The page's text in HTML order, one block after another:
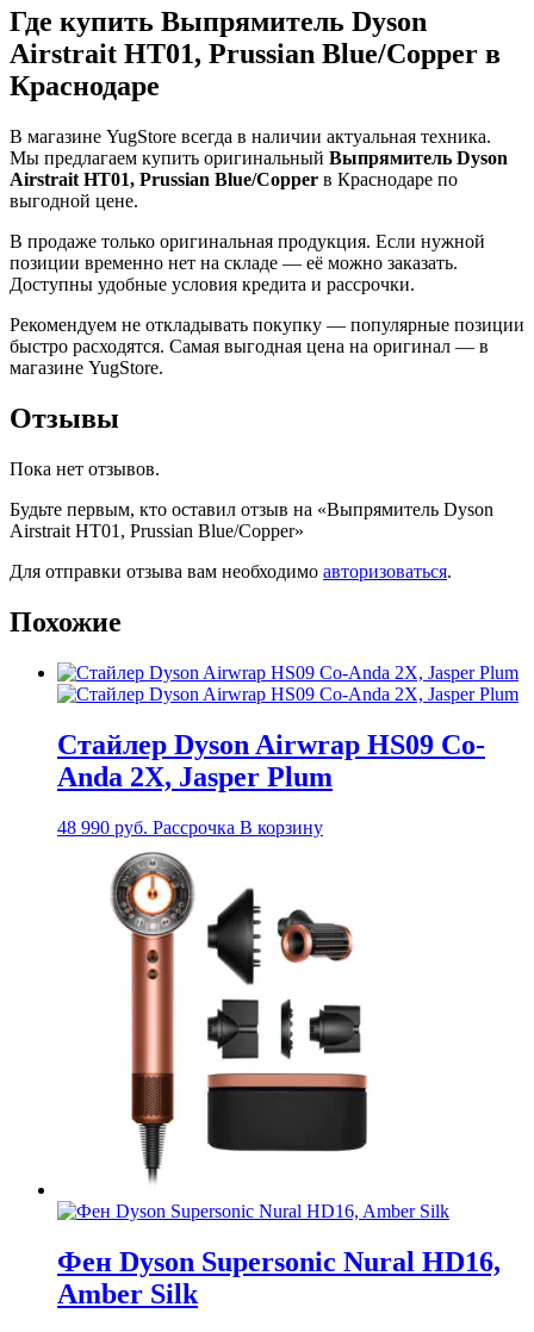
Где купить Выпрямитель Dyson
Airstrait HT01, Prussian Blue/Copper в
Краснодаре
В магазине YugStore всегда в наличии актуальная техника.
Мы предлагаем купить оригинальный Выпрямитель Dyson
Airstrait HT01, Prussian Blue/Copper в Краснодаре по
выгодной цене.
В продаже только оригинальная продукция. Если нужной
позиции временно нет на складе — её можно заказать.
Доступны удобные условия кредита и рассрочки.
Рекомендуем не откладывать покупку — популярные позиции
быстро расходятся. Самая выгодная цена на оригинал — в
магазине YugStore.
Отзывы
Пока нет отзывов.
Будьте первым, кто оставил отзыв на «Выпрямитель Dyson
Airstrait HT01, Prussian Blue/Copper»
Для отправки отзыва вам необходимо авторизоваться.
Похожие
Стайлер Dyson Airwrap HS09 Co-
Anda 2Х, Jasper Plum
48 990 руб. Рассрочка В корзину
Фен Dyson Supersonic Nural HD16,
Amber Silk